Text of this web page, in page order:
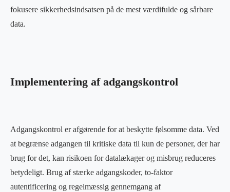
fokusere sikkerhedsindsatsen på de mest værdifulde og sårbare
data.
Implementering af adgangskontrol
Adgangskontrol er afgørende for at beskytte følsomme data. Ved
at begrænse adgangen til kritiske data til kun de personer, der har
brug for det, kan risikoen for datalækager og misbrug reduceres
betydeligt. Brug af stærke adgangskoder, to-faktor
autentificering og regelmæssig gennemgang af